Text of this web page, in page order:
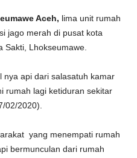
Aceh, lima unit rumah
jago merah di pusat kota
Sakti, Lhokseumawe.
nya api dari salasatuh kamar
rumah lagi ketiduran sekitar
02/2020).
yang menempati rumah
bermunculan dari rumah